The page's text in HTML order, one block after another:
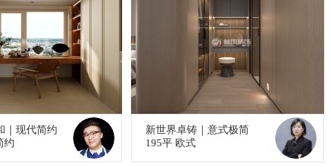
｜现代简约
约
新世界卓铸｜意式极简
195平 欧式